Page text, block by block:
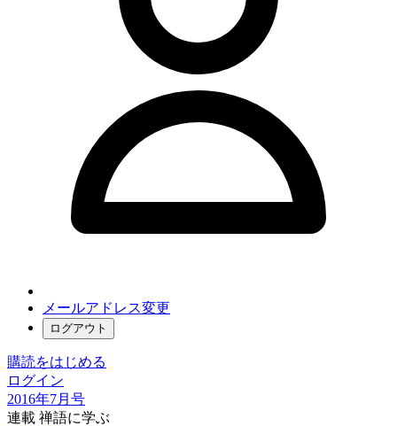
メールアドレス変更
ログアウト
購読をはじめる
ログイン
2016年7月号
連載 禅語に学ぶ